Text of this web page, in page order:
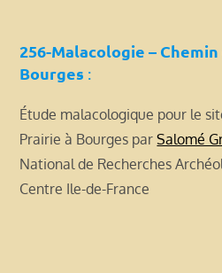
256-Malacologie –
Bourges :
Étude malacologique pour le
Prairie à Bourges parSalomé
National de Recherches
Centre Ile-de-France